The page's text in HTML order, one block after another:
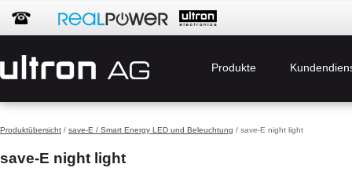
Produkte
Produktübersicht / save-E / Smart Energy LED und Beleuchtung / save-E night light
save-E night light